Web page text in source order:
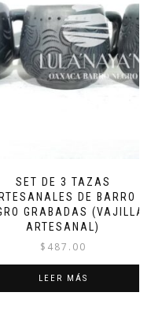
SET DE 3 TAZAS
DE BARRO
GRABADAS (VAJILLA
ARTESANAL)
$ 487.00
LEER MÁS